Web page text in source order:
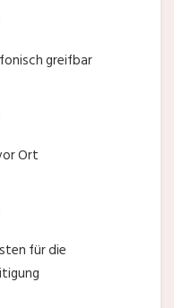
greifbar
Ort
für die